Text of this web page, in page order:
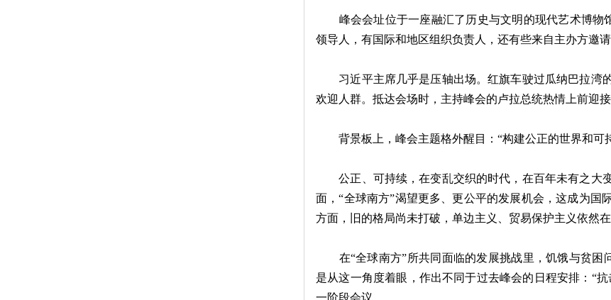
峰会会址位于一座融汇了历史与文明的现代艺术博物
领导人，有国际和地区组织负责人，还有些来自主办方邀请
习近平主席几乎是压轴出场。红旗车驶过瓜纳巴拉湾
欢迎人群。抵达会场时，主持峰会的卢拉总统热情上前迎
背景板上，峰会主题格外醒目：“构建公正的世界和可持
公正、可持续，在变乱交织的时代，在百年未有之大
面，“全球南方”渴望更多、更公平的发展机会，这成为国
方面，旧的格局尚未打破，单边主义、贸易保护主义依然在
在“全球南方”所共同面临的发展挑战里，饥饿与贫困
是从这一角度着眼，作出不同于过去峰会的日程安排：“
一阶段会议。